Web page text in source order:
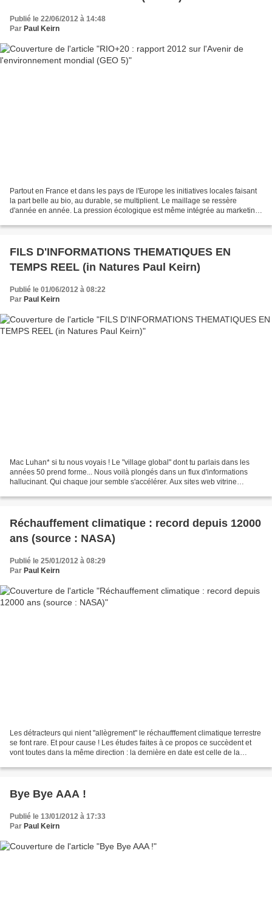
Publié le 22/06/2012 à 14:48
Par Paul Keirn
Partout en France et dans les pays de l'Europe les initiatives locales faisant
la part belle au bio, au durable, se multiplient. Le maillage se ressère
d'année en année. La pression écologique est même intégrée au marketing
FILS D'INFORMATIONS THEMATIQUES EN
TEMPS REEL (in Natures Paul Keirn)
Publié le 01/06/2012 à 08:22
Par Paul Keirn
Mac Luhan* si tu nous voyais ! Le "village global" dont tu parlais dans les
années 50 prend forme... Nous voilà plongés dans un flux d'informations
hallucinant. Qui chaque jour semble s'accélérer. Aux sites web vitrine
Réchauffement climatique : record depuis 12000
ans (source : NASA)
Publié le 25/01/2012 à 08:29
Par Paul Keirn
Les détracteurs qui nient "allègrement" le réchaufffement climatique terrestre
se font rare. Et pour cause ! Les études faites à ce propos ce succèdent et
vont toutes dans la même direction : la dernière en date est celle de la
Bye Bye AAA !
Publié le 13/01/2012 à 17:33
Par Paul Keirn